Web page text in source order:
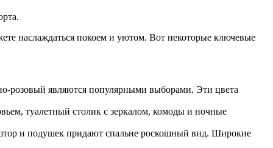
наслаждаться покоем и уютом. Вот некоторые ключевые
розовый являются популярными выборами. Эти цвета
туалетный столик с зеркалом, комоды и ночные
и подушек придают спальне роскошный вид. Широкие